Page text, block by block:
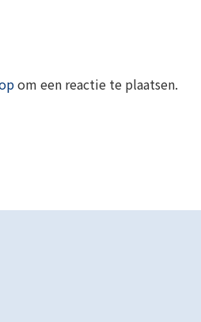
om een reactie te plaatsen.